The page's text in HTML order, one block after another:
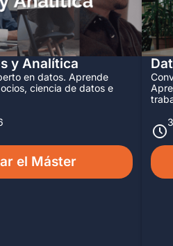
y Analítica
en datos. Aprende
ciencia de datos e
el Máster